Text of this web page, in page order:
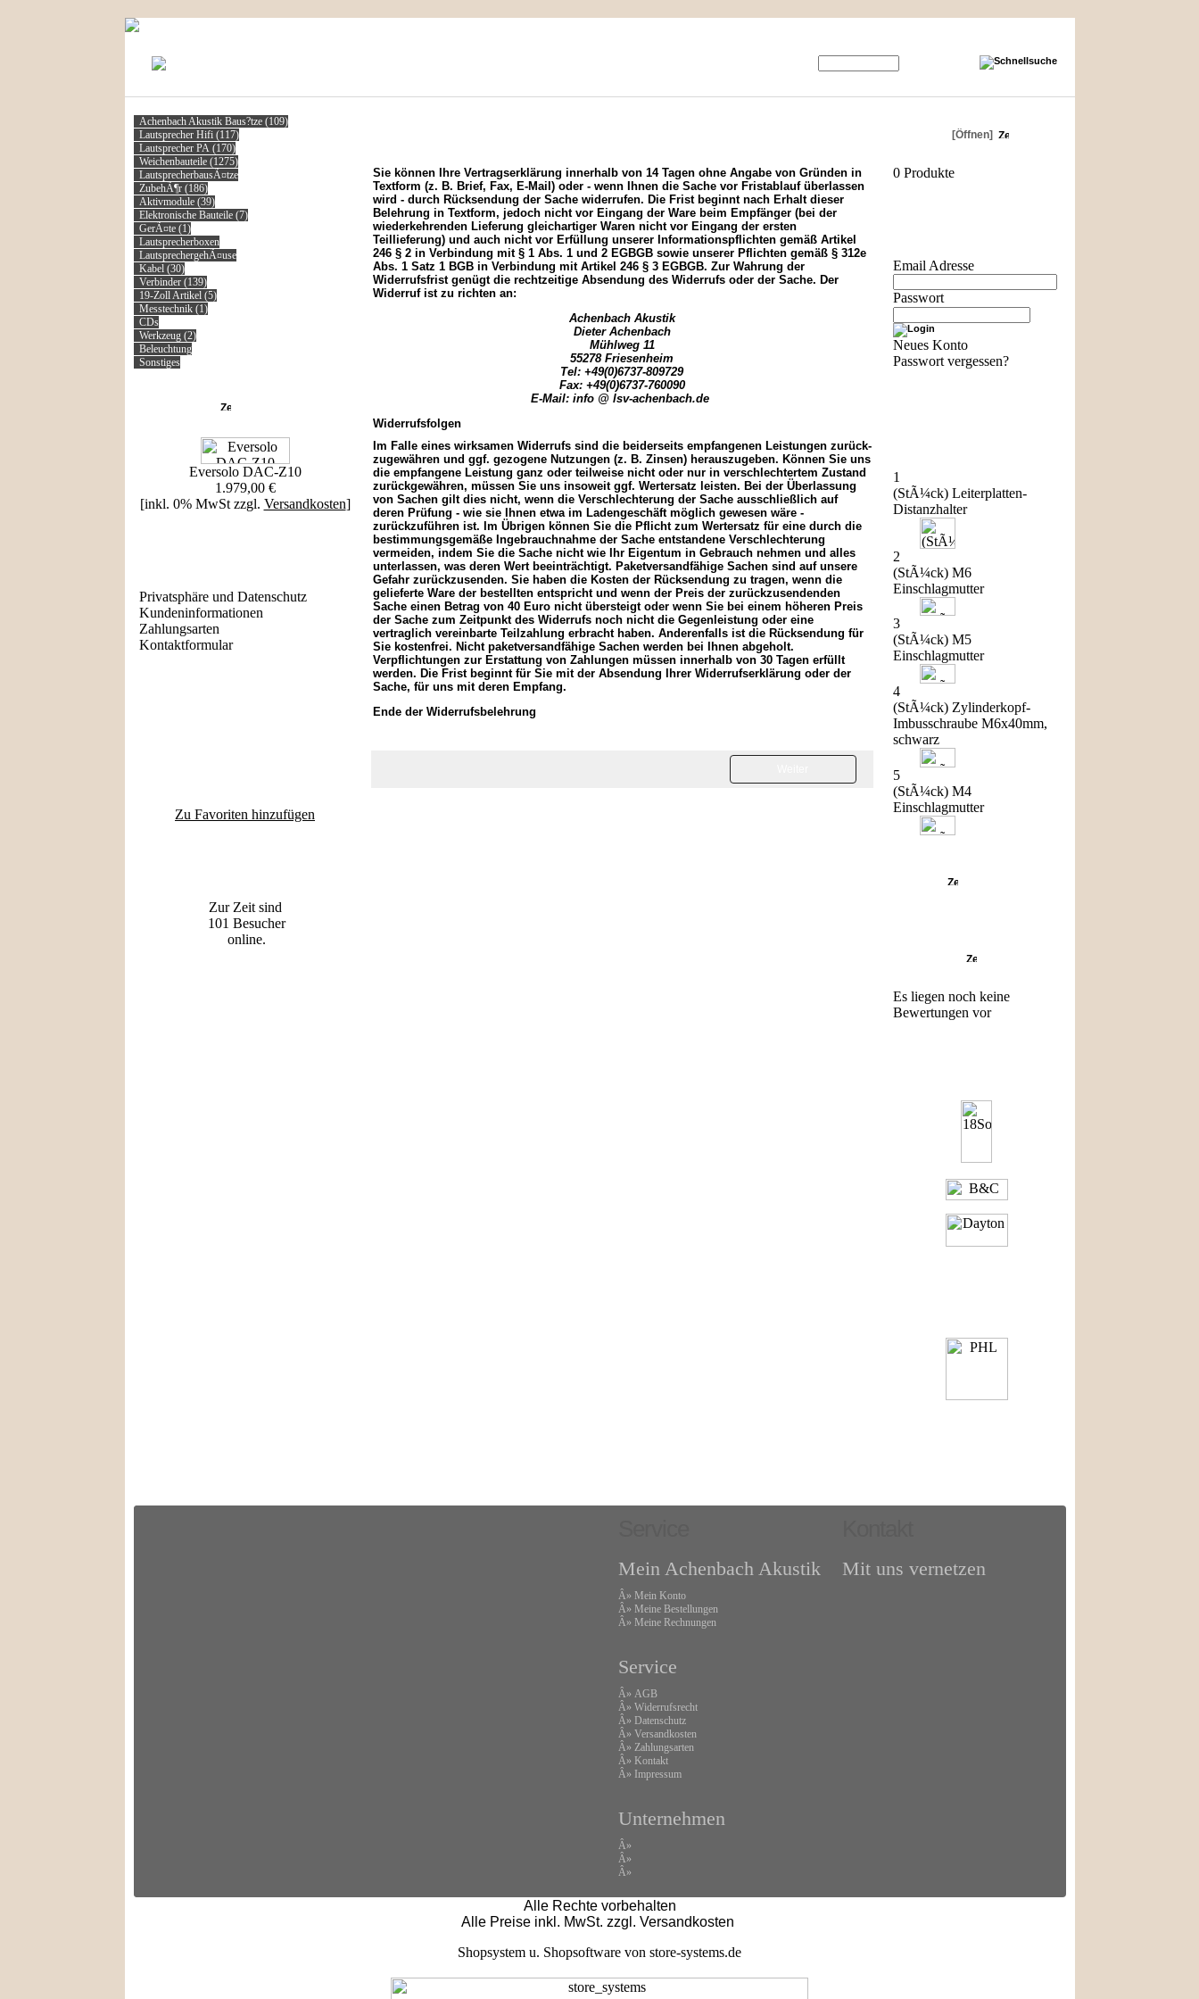
Achenbach Akustik Baus?tze(109)
Lautsprecher Hifi(117)
Lautsprecher PA(170)
Weichenbauteile(1275)
LautsprecherbausÃ¤tze
ZubehÃ¶r(186)
Aktivmodule(39)
Elektronische Bauteile(7)
GerÃ¤te(1)
Lautsprecherboxen
LautsprechergehÃ¤use
Kabel(30)
Verbinder(139)
19-Zoll Artikel(5)
Messtechnik(1)
CDs
Werkzeug(2)
Beleuchtung
Sonstiges
Eversolo DAC-Z10
1.979,00 €
[inkl. 0% MwSt zzgl. Versandkosten]
Privatsphäre und Datenschutz
Kundeninformationen
Zahlungsarten
Kontaktformular
Zu Favoriten hinzufügen
Zur Zeit sind
101 Besucher
online.
Sie können Ihre Vertragserklärung innerhalb von 14 Tagen ohne Angabe von Gründen in
Textform (z. B. Brief, Fax, E-Mail) oder - wenn Ihnen die Sache vor Fristablauf überlassen
wird - durch Rücksendung der Sache widerrufen. Die Frist beginnt nach Erhalt dieser
Belehrung in Textform, jedoch nicht vor Eingang der Ware beim Empfänger (bei der
wiederkehrenden Lieferung gleichartiger Waren nicht vor Eingang der ersten
Teillieferung) und auch nicht vor Erfüllung unserer Informationspflichten gemäß Artikel
246 § 2 in Verbindung mit § 1 Abs. 1 und 2 EGBGB sowie unserer Pflichten gemäß § 312e
Abs. 1 Satz 1 BGB in Verbindung mit Artikel 246 § 3 EGBGB. Zur Wahrung der
Widerrufsfrist genügt die rechtzeitige Absendung des Widerrufs oder der Sache. Der
Widerruf ist zu richten an:
Achenbach Akustik
Dieter Achenbach
Mühlweg 11
55278 Friesenheim
Tel: +49(0)6737-809729
Fax: +49(0)6737-760090
E-Mail: info @ lsv-achenbach.de
Widerrufsfolgen
Im Falle eines wirksamen Widerrufs sind die beiderseits empfangenen Leistungen zurück-
zugewähren und ggf. gezogene Nutzungen (z. B. Zinsen) herauszugeben. Können Sie uns
die empfangene Leistung ganz oder teilweise nicht oder nur in verschlechtertem Zustand
zurückgewähren, müssen Sie uns insoweit ggf. Wertersatz leisten. Bei der Überlassung
von Sachen gilt dies nicht, wenn die Verschlechterung der Sache ausschließlich auf
deren Prüfung - wie sie Ihnen etwa im Ladengeschäft möglich gewesen wäre -
zurückzuführen ist. Im Übrigen können Sie die Pflicht zum Wertersatz für eine durch die
bestimmungsgemäße Ingebrauchnahme der Sache entstandene Verschlechterung
vermeiden, indem Sie die Sache nicht wie Ihr Eigentum in Gebrauch nehmen und alles
unterlassen, was deren Wert beeinträchtigt. Paketversandfähige Sachen sind auf unsere
Gefahr zurückzusenden. Sie haben die Kosten der Rücksendung zu tragen, wenn die
gelieferte Ware der bestellten entspricht und wenn der Preis der zurückzusendenden
Sache einen Betrag von 40 Euro nicht übersteigt oder wenn Sie bei einem höheren Preis
der Sache zum Zeitpunkt des Widerrufs noch nicht die Gegenleistung oder eine
vertraglich vereinbarte Teilzahlung erbracht haben. Anderenfalls ist die Rücksendung für
Sie kostenfrei. Nicht paketversandfähige Sachen werden bei Ihnen abgeholt.
Verpflichtungen zur Erstattung von Zahlungen müssen innerhalb von 30 Tagen erfüllt
werden. Die Frist beginnt für Sie mit der Absendung Ihrer Widerrufserklärung oder der
Sache, für uns mit deren Empfang.
Ende der Widerrufsbelehrung
[Öffnen]
0 Produkte
Email Adresse
Passwort
Neues Konto
Passwort vergessen?
1
(StÃ¼ck) Leiterplatten-
Distanzhalter
2
(StÃ¼ck) M6
Einschlagmutter
3
(StÃ¼ck) M5
Einschlagmutter
4
(StÃ¼ck) Zylinderkopf-
Imbusschraube M6x40mm,
schwarz
5
(StÃ¼ck) M4
Einschlagmutter
Es liegen noch keine
Bewertungen vor
Mein Achenbach Akustik
Â» Mein Konto
Â» Meine Bestellungen
Â» Meine Rechnungen
Service
Â» AGB
Â» Widerrufsrecht
Â» Datenschutz
Â» Versandkosten
Â» Zahlungsarten
Â» Kontakt
Â» Impressum
Unternehmen
Â»
Â»
Â»
Mit uns vernetzen
Alle Rechte vorbehalten
Alle Preise inkl. MwSt. zzgl. Versandkosten
Shopsystem u. Shopsoftware von store-systems.de